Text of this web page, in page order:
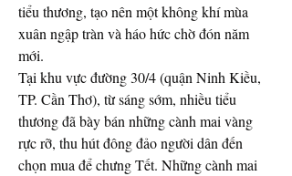
tiểu thương, tạo nên một không khí mùa
xuân ngập tràn và háo hức chờ đón năm
mới.
Tại khu vực đường 30/4 (quận Ninh Kiều,
TP. Cần Thơ), từ sáng sớm, nhiều tiểu
thương đã bày bán những cành mai vàng
rực rỡ, thu hút đông đảo người dân đến
chọn mua để chưng Tết. Những cành mai